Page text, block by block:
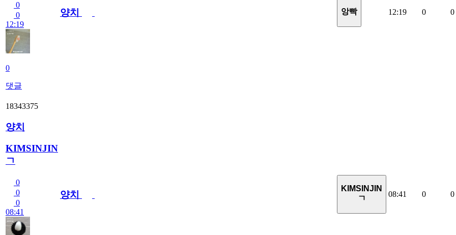
0
0
12:19
0
댓글
양치 앙빡 12:19 0 0
18343375
양치
KIMSINJIN
ㄱ
0
0
0
08:41
양치
KIMSINJIN
ㄱ
08:41 0 0